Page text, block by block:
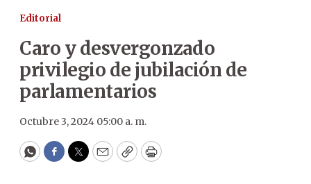
Editorial
Caro y desvergonzado
privilegio de jubilación de
parlamentarios
Octubre 3, 2024 05:00 a. m.
WhatsApp
Facebook
Twitter
EmailCopyPrint